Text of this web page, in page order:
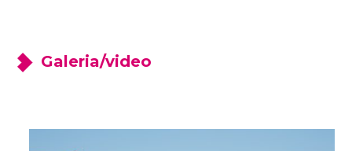
Galeria/video